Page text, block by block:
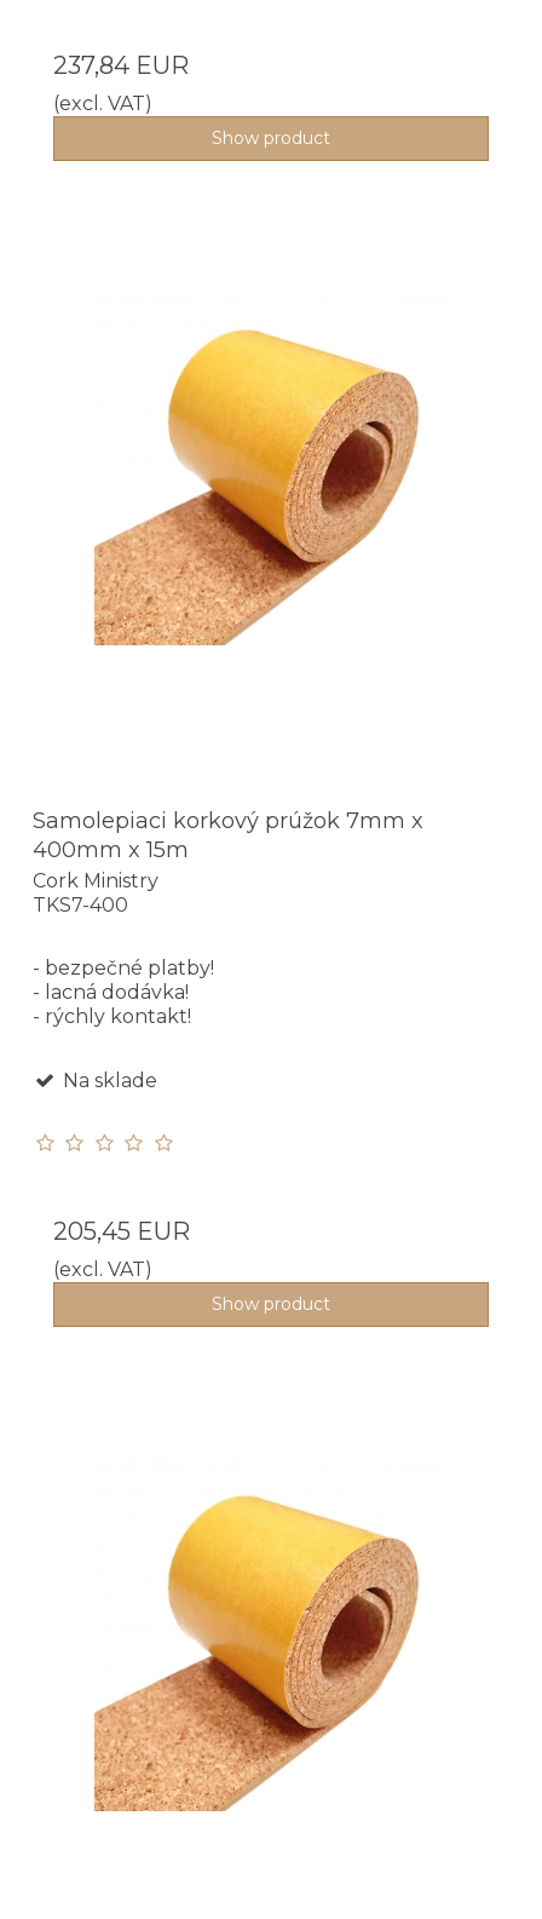
237,84 EUR
(excl. VAT)
Show product
Samolepiaci korkový prúžok 7mm x
400mm x 15m
Cork Ministry
TKS7-400
- bezpečné platby!
- lacná dodávka!
- rýchly kontakt!
Na sklade
205,45 EUR
(excl. VAT)
Show product